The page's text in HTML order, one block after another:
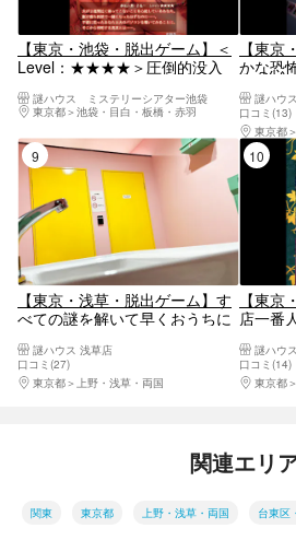
【東京・池袋・脱出ゲーム】＜
Level：★★★★＞圧倒的没入
必至。見えない犬
謎ハウス ミステリーシアター池袋
東京都
池袋・目白・板橋・赤羽
【東
かな恐
謎ハウ
口コミ(13)
東京都
9位
【東京・浅草・脱出ゲーム】す
べての謎を解いて早くおうちに
謎ハウス 浅草店
口コミ(27)
東京都
上野・浅草・両国
【東京
店一番
出」謎ハウ
口コミ(14)
東京都
関連エリ
関東 東京都 上野・浅草・両国 台東区